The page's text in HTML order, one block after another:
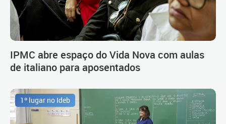
IPMC abre espaço do Vida Nova com aulas
de italiano para aposentados
1º lugar no Ideb